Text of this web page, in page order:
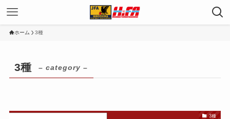
ホーム 3種
3種 – category –
3種